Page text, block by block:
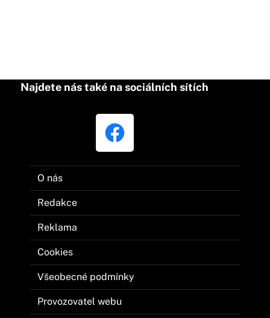
Najdete nás také na sociálních sítích
O nás
Redakce
Reklama
Cookies
Všeobecné podmínky
Provozovatel webu